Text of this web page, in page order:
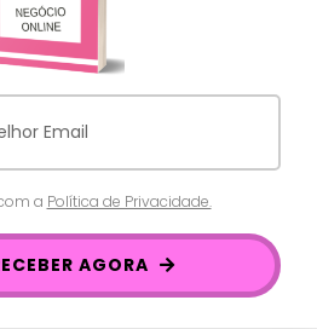
a Política de Privacidade.
AGORA